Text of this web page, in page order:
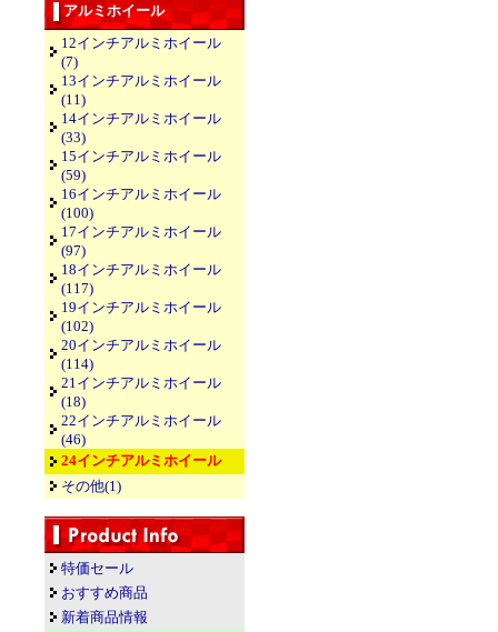
アルミホイール
12インチアルミホイール
(7)
13インチアルミホイール
(11)
14インチアルミホイール
(33)
15インチアルミホイール
(59)
16インチアルミホイール
(100)
17インチアルミホイール
(97)
18インチアルミホイール
(117)
19インチアルミホイール
(102)
20インチアルミホイール
(114)
21インチアルミホイール
(18)
22インチアルミホイール
(46)
24インチアルミホイール
その他(1)
特価セール
おすすめ商品
新着商品情報